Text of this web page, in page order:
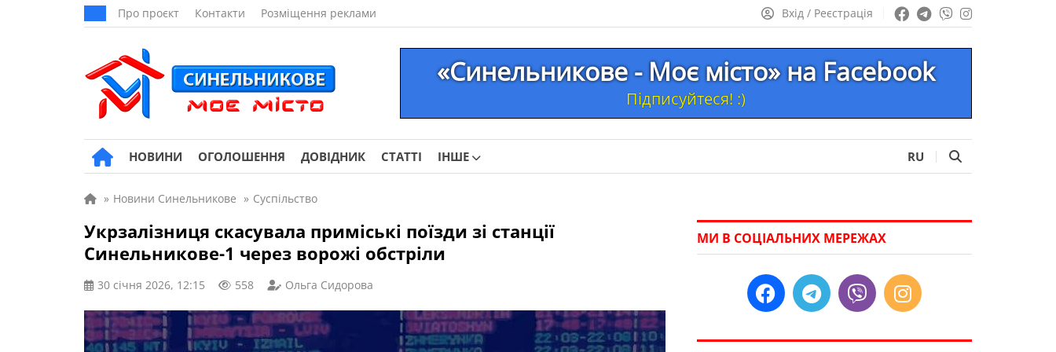
Про проєкт Контакти Розміщення реклами Вхід / Реєстрація
«Синельникове - Моє місто» на Facebook
Підписуйтеся! :)
НОВИНИ ОГОЛОШЕННЯ ДОВІДНИК СТАТТІ ІНШЕ RU
» Новини Синельникове » Суспільство
Укрзалізниця скасувала приміські поїзди зі станції
Синельникове-1 через ворожі обстріли
30 січня 2026, 12:15 558 Ольга Сидорова
МИ В СОЦІАЛЬНИХ МЕРЕЖАХ